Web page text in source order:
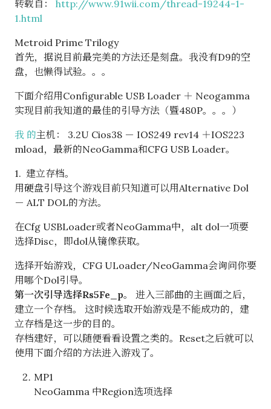
转载自： http://www.91wii.com/thread-19244-1-
1.html
Metroid Prime Trilogy
首先，据说目前最完美的方法还是刻盘。我没有D9的空
盘，也懒得试验。。。
下面介绍用Configurable USB Loader ＋ Neogamma
实现目前我知道的最佳的引导方法（暨480P。。。）
我 的主机： 3.2U Cios38 － IOS249 rev14 ＋IOS223
mload，最新的NeoGamma和CFG USB Loader。
1. 建立存档。
用硬盘引导这个游戏目前只知道可以用Alternative Dol
－ ALT DOL的方法。
在Cfg USBLoader或者NeoGamma中，alt dol一项要
选择Disc，即dol从镜像获取。
选择开始游戏，CFG ULoader/NeoGamma会询问你要
用哪个Dol引导。
第一次引导选择Rs5Fe_p。 进入三部曲的主画面之后，
建立一个存档。 这时候选取开始游戏是不能成功的，建
立存档是这一步的目的。
存档建好，可以随便看看设置之类的。Reset之后就可以
使用下面介绍的方法进入游戏了。
MP1
NeoGamma 中Region选项选择